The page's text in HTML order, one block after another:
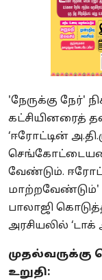
'நேருக்கு நேர்'
கட்சியினரைத்
‘ஈரோட்டின்
வேண்டும்.
பாலாஜி
அரசியலில் ‘டாக்
முதல்வருக்கு
உறுதி: